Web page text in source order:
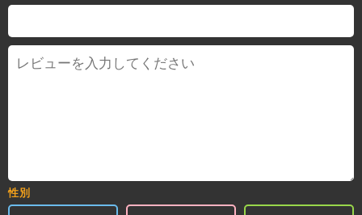
性別